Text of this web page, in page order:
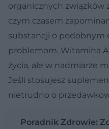
organicznych związków
czym czasem
substancji o podobnym
problemom. Witamina
życia, ale w nadmiarze
Jeśli stosujesz
nietrudno o
Poradnik Zdrowie: